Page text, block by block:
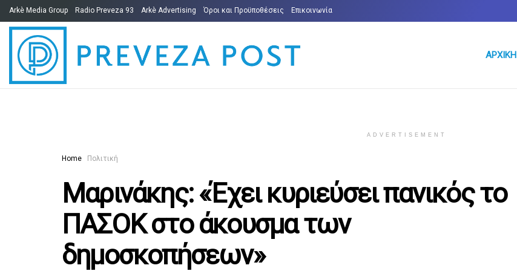
Arkè Media Group Radio Preveza 93 Arkè Advertising Όροι και Προϋποθέσεις Επικοινωνία
ΑΡΧΙΚΉ
ADVERTISEMENT
Home Πολιτική
Μαρινάκης: «Έχει κυριεύσει πανικός το
ΠΑΣΟΚ στο άκουσμα των
δημοσκοπήσεων»